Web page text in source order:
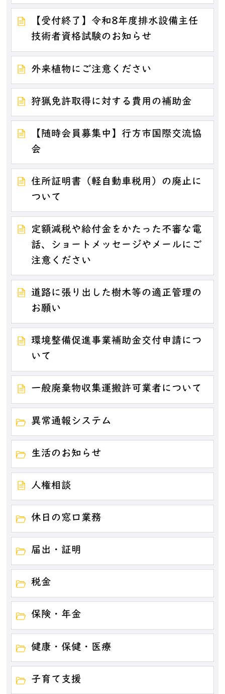
【受付終了】令和8年度排水設備主任
技術者資格試験のお知らせ
外来植物にご注意ください
狩猟免許取得に対する費用の補助金
【随時会員募集中】行方市国際交流協
会
住所証明書（軽自動車税用）の廃止に
ついて
定額減税や給付金をかたった不審な電
話、ショートメッセージやメールにご
注意ください
道路に張り出した樹木等の適正管理の
お願い
環境整備促進事業補助金交付申請につ
いて
一般廃棄物収集運搬許可業者について
異常通報システム
生活のお知らせ
人権相談
休日の窓口業務
届出・証明
税金
保険・年金
健康・保健・医療
子育て支援